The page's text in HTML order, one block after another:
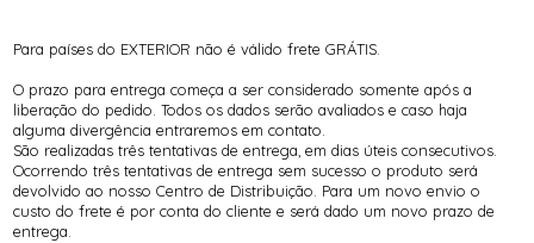
Para países do EXTERIOR não é válido frete GRÁTIS.
O prazo para entrega começa a ser considerado somente após a
liberação do pedido. Todos os dados serão avaliados e caso haja
alguma divergência entraremos em contato.
São realizadas três tentativas de entrega, em dias úteis consecutivos.
Ocorrendo três tentativas de entrega sem sucesso o produto será
devolvido ao nosso Centro de Distribuição. Para um novo envio o
custo do frete é por conta do cliente e será dado um novo prazo de
entrega.